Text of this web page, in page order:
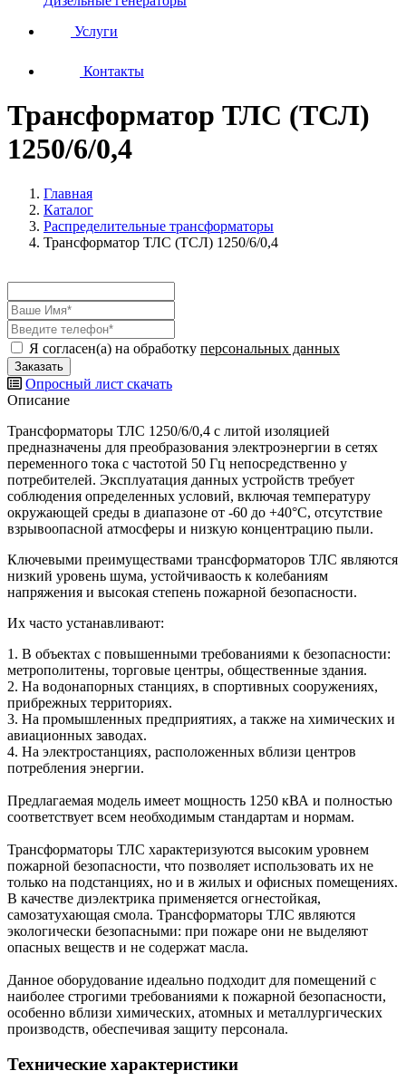
Услуги
Контакты
Трансформатор ТЛС (ТСЛ)
1250/6/0,4
Главная
Каталог
Распределительные трансформаторы
Трансформатор ТЛС (ТСЛ) 1250/6/0,4
Я согласен(а) на обработку персональных данных
Опросный лист скачать
Описание
Трансформаторы ТЛС 1250/6/0,4 с литой изоляцией
предназначены для преобразования электроэнергии в сетях
переменного тока с частотой 50 Гц непосредственно у
потребителей. Эксплуатация данных устройств требует
соблюдения определенных условий, включая температуру
окружающей среды в диапазоне от -60 до +40°С, отсутствие
взрывоопасной атмосферы и низкую концентрацию пыли.
Ключевыми преимуществами трансформаторов ТЛС являются
низкий уровень шума, устойчиваость к колебаниям
напряжения и высокая степень пожарной безопасности.
Их часто устанавливают:
1. В объектах с повышенными требованиями к безопасности:
метрополитены, торговые центры, общественные здания.
2. На водонапорных станциях, в спортивных сооружениях,
прибрежных территориях.
3. На промышленных предприятиях, а также на химических и
авиационных заводах.
4. На электростанциях, расположенных вблизи центров
потребления энергии.
Предлагаемая модель имеет мощность 1250 кВА и полностью
соответствует всем необходимым стандартам и нормам.
Трансформаторы ТЛС характеризуются высоким уровнем
пожарной безопасности, что позволяет использовать их не
только на подстанциях, но и в жилых и офисных помещениях.
В качестве диэлектрика применяется огнестойкая,
самозатухающая смола. Трансформаторы ТЛС являются
экологически безопасными: при пожаре они не выделяют
опасных веществ и не содержат масла.
Данное оборудование идеально подходит для помещений с
наиболее строгими требованиями к пожарной безопасности,
особенно вблизи химических, атомных и металлургических
производств, обеспечивая защиту персонала.
Технические характеристики